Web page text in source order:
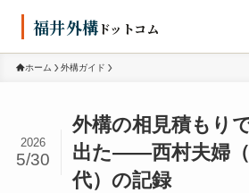
福井外構 ドットコム
ホーム 外構ガイド
外構の相見積もり
出た——西村夫婦
代）の記録
2026
5/30